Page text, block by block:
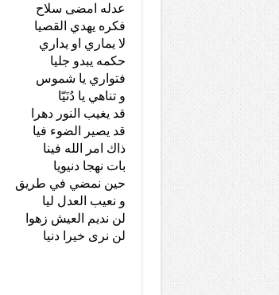
عدله امضى سلاح
فكره يهدي القصيا
لا يماري او يداري
حكمه يبدو جليا
فتواري يا شموس
و تناهي يا دُنَيّا
قد يغيب النور دهرا
قد يصير الضوء فيا
ذاك امر الله فينا
بات نهجا دنيويا
حين نمضي في طريق
و نعيب العدل ليا
لن نديم العيش زهوا
لن نرى خيرا دنيا